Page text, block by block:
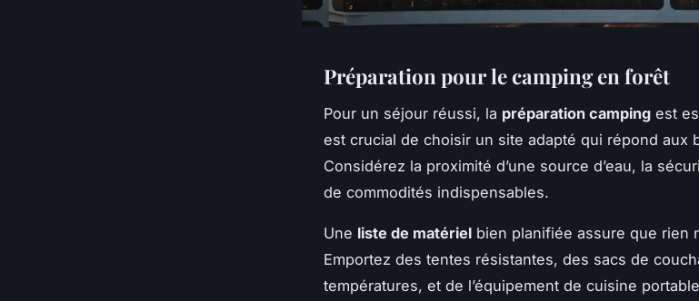
Préparation pour le camping en forêt
Pour un séjour réussi, la préparation camping est
est crucial de choisir un site adapté qui répond aux
Considérez la proximité d’une source d’eau, la
de commodités indispensables.
Une liste de matériel bien planifiée assure que rien
Emportez des tentes résistantes, des sacs de
températures, et de l’équipement de cuisine